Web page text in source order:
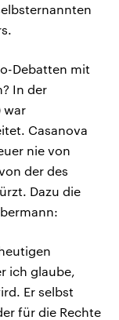
Debatten mit
In der
war
Casanova
nie von
der des
Dazu die
ich glaube,
Er selbst
für die Rechte